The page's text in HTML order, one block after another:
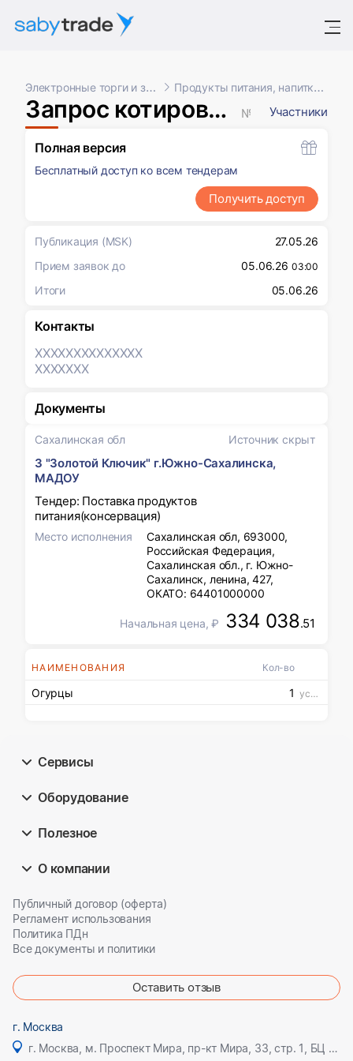
Электронные торги и закупки Продукты питания, напитки, табак
Запрос котировок в электронной форме, участниками которого могут быть только субъекты малого и среднего предпринимательства Участники
Сахалинская обл Источник скрыт
3 "Золотой Ключик" г.Южно-Сахалинска,
МАДОУ
Тендер: Поставка продуктов
питания(консервация)
Место исполнения
Сахалинская обл, 693000,
Российская Федерация,
Сахалинская обл., г. Южно-
Сахалинск, ленина, 427,
ОКАТО: 64401000000
Начальная цена, ₽ 334 038.51
НАИМЕНОВАНИЯ Кол-во
Огурцы 1 усл. ед
Полная версия
Бесплатный доступ ко всем тендерам
Получить доступ
Публикация (MSK)
27.05.26
Прием заявок до
05.06.26 03:00
Итоги 05.06.26
Контакты
XXXXXXXXXXXXXX
XXXXXXX
Документы
Сервисы
Оборудование
Полезное
О компании
Публичный договор (оферта)
Регламент использования
Политика ПДн
Все документы и политики
Оставить отзыв
г. Москва
г. Москва, м. Проспект Мира, пр-кт Мира, 33, стр. 1, БЦ Олимпик плаза